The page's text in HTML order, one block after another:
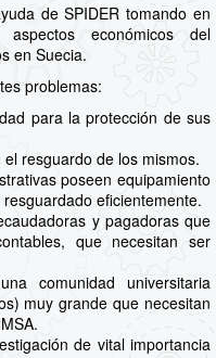
de SPIDER tomando en
económicos del
en Suecia.
problemas:
para la protección de sus
resguardo de los mismos.
poseen equipamiento
eficientemente.
y pagadoras que
que necesitan ser
comunidad universitaria
muy grande que necesitan
de vital importancia